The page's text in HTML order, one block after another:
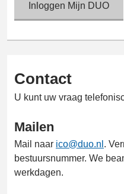
Inloggen Mijn DUO
Inloggen
Mijn
Contact
U kunt uw vraag
Mailen
Mail naar ico@duo.nl .
bestuursnummer. We
werkdagen.